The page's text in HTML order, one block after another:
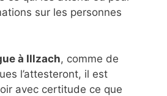
sur les personnes
à Illzach, comme de
l’attesteront, il est
avec certitude ce que